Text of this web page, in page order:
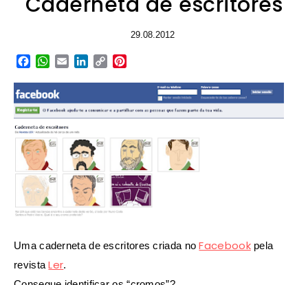
29.08.2012
Facebook
WhatsApp
EmailLinkedIn
Copy
Uma caderneta de escritores criada noFacebookpela
revistaLer.